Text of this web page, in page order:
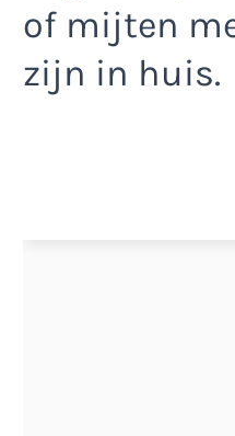
of mijten
zijn in huis.